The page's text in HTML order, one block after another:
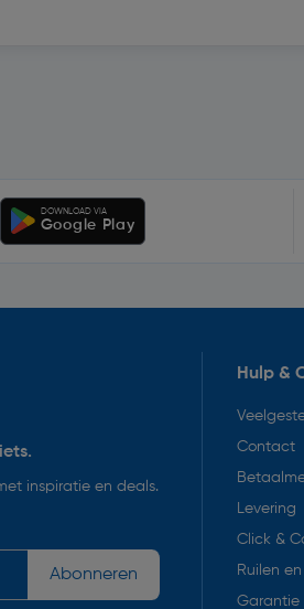
DOWNLOAD VIA
Google Play
inspiratie en deals.
Abonneren
Hulp &
Contact
Levering
Click &
Ruilen
Garantie